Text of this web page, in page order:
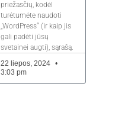
priežasčių, kodėl
turėtumėte naudoti
„WordPress“ (ir kaip jis
gali padėti jūsų
svetainei augti), sąrašą.
22 liepos, 2024
3:03 pm